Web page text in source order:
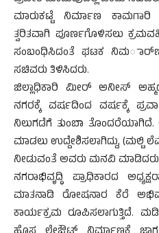
ಮಾರುಕಟ್ಟೆ ನಿರ್ಮಾಣ ಕಾಮಗಾರಿ
ತ್ವರಿತವಾಗಿ ಪೂರ್ಣಗೊಳಿಸಲು
ಸಂಬಂಧಿಸಿದಂತೆ ಘಟಕ
ಸಚಿವರು ತಿಳಿಸಿದರು.
ಜಿಲ್ಲಾಧಿಕಾರಿ ಮೀರ್ ಅನೀಸ್
ನಗರಕ್ಕೆ ವರ್ಷದಿಂದ ವರ್ಷಕ್ಕೆ
ನಿಲುಗಡೆಗೆ ತುಂಬಾ ತೊಂದರೆಯಾಗಿದೆ.
ಮಾಡಲು ಉದ್ದೇಶಿಸಲಾಗಿದ್ದು, (ಮಲ್ಟಿ
ನೀಡುವಂತೆ ಅವರು ಮನವಿ
ನಗರಾಭಿವೃದ್ಧಿ ಪ್ರಾಧಿಕಾರದ
ಮಾತನಾಡಿ ರೋಷನಾರ ಕೆರೆ
ಕಾರ್ಯಕ್ರಮ ರೂಪಿಸಲಾಗುತ್ತಿದೆ.